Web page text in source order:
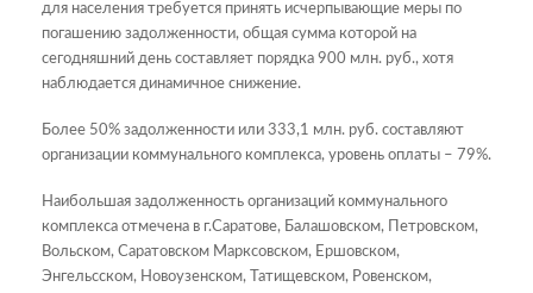
для населения требуется принять исчерпывающие меры по
погашению задолженности, общая сумма которой на
сегодняшний день составляет порядка 900 млн. руб., хотя
наблюдается динамичное снижение.
Более 50% задолженности или 333,1 млн. руб. составляют
организации коммунального комплекса, уровень оплаты – 79%.
Наибольшая задолженность организаций коммунального
комплекса отмечена в г.Саратове, Балашовском, Петровском,
Вольском, Саратовском Марксовском, Ершовском,
Энгельсском, Новоузенском, Татищевском, Ровенском,